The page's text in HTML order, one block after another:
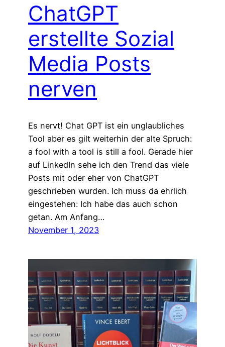
ChatGPT
erstellte Sozial
Media Posts
nerven
Es nervt! Chat GPT ist ein unglaubliches
Tool aber es gilt weiterhin der alte Spruch:
a fool with a tool is still a fool. Gerade hier
auf LinkedIn sehe ich den Trend das viele
Posts mit oder eher von ChatGPT
geschrieben wurden. Ich muss da ehrlich
eingestehen: Ich habe das auch schon
getan. Am Anfang…
November 1, 2023